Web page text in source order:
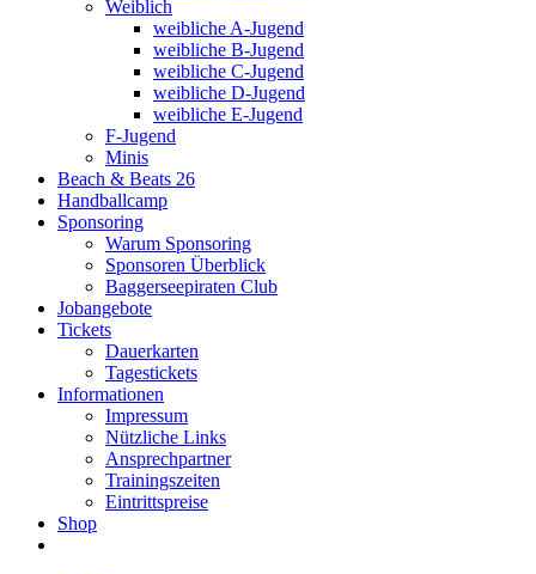
Weiblich
weibliche A-Jugend
weibliche B-Jugend
weibliche C-Jugend
weibliche D-Jugend
weibliche E-Jugend
F-Jugend
Minis
Beach & Beats 26
Handballcamp
Sponsoring
Warum Sponsoring
Sponsoren Überblick
Baggerseepiraten Club
Jobangebote
Tickets
Dauerkarten
Tagestickets
Informationen
Impressum
Nützliche Links
Ansprechpartner
Trainingszeiten
Eintrittspreise
Shop